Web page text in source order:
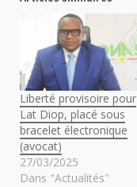
Liberté provisoire pour
Lat Diop, placé sous
bracelet électronique
(avocat)
27/03/2025
Dans "Actualités"